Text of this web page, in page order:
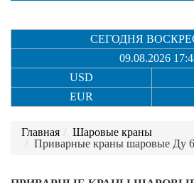
СЕГОДНЯ
09.08.2026
USD
EUR
Главная
Шаровые краны
Приварные краны шаровые Ду